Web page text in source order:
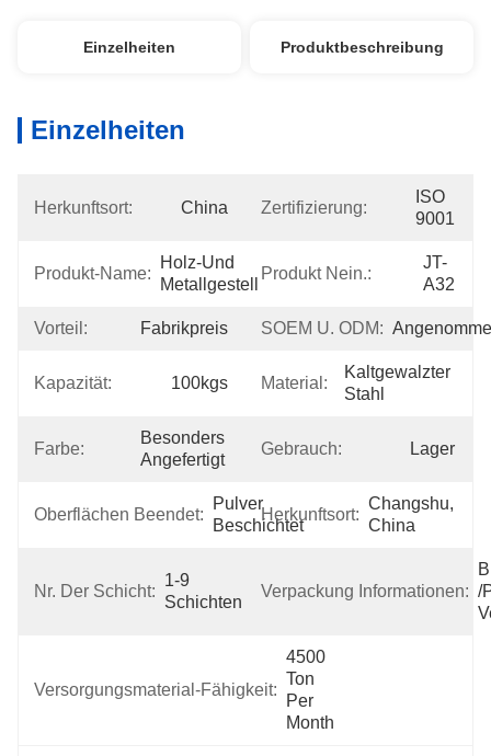
Einzelheiten Produktbeschreibung
Einzelheiten
Herkunftsort: China Zertifizierung:
ISO
9001
Produkt-Name:
Holz-Und
Metallgestell
Produkt Nein.:
JT-
A32
Vorteil: Fabrikpreis SOEM U. ODM:
Kapazität: 100kgs Material:
Kaltgewalzter
Stahl
Farbe:
Besonders
Angefertigt
Gebrauch: Lager
Oberflächen Beendet:
Pulver
Beschichtet
Herkunftsort:
Changshu,
China
Nr. Der Schicht:
1-9
Schichten
Verpackung Informationen: /
Versorgungsmaterial-Fähigkeit:
4500
Ton
Per
Month